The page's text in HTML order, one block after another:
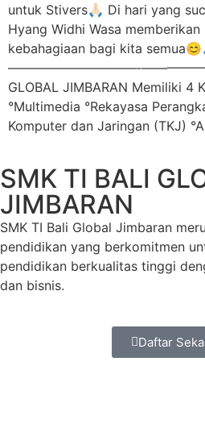
untuk Stivers🙏🏻 Di hari yang
Hyang Widhi Wasa
kebahagiaan bagi kita
——————————‐———————
GLOBAL JIMBARAN Memiliki 4
°Multimedia °Rekayasa
Komputer dan Jaringan (TKJ)
SMK TI BALI
JIMBARAN
SMK TI Bali Global Jimbaran
pendidikan yang berkomitmen
pendidikan berkualitas tinggi
dan bisnis.
Daftar